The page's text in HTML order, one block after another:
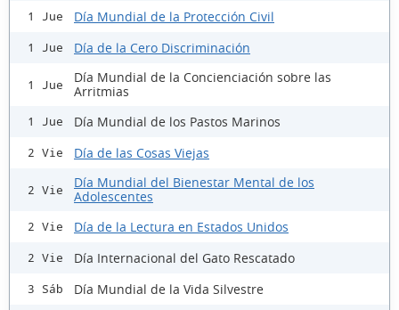
1 Jue Día Mundial de la Protección Civil
1 Jue Día de la Cero Discriminación
1 Jue
Día Mundial de la Concienciación sobre las
Arritmias
1 Jue Día Mundial de los Pastos Marinos
2 Vie Día de las Cosas Viejas
2 Vie
Día Mundial del Bienestar Mental de los
Adolescentes
2 Vie Día de la Lectura en Estados Unidos
2 Vie Día Internacional del Gato Rescatado
3 Sáb Día Mundial de la Vida Silvestre